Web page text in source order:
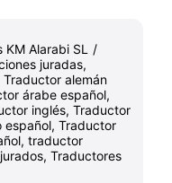
KM Alarabi SL
/
juradas,
Traductor alemán
árabe español,
inglés, Traductor
español, Traductor
, traductor
, Traductores